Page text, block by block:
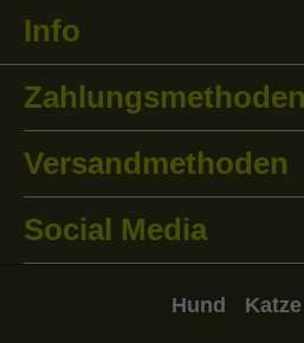
Info
Zahlungsmethoden
Versandmethoden
Social Media
Hund Katze